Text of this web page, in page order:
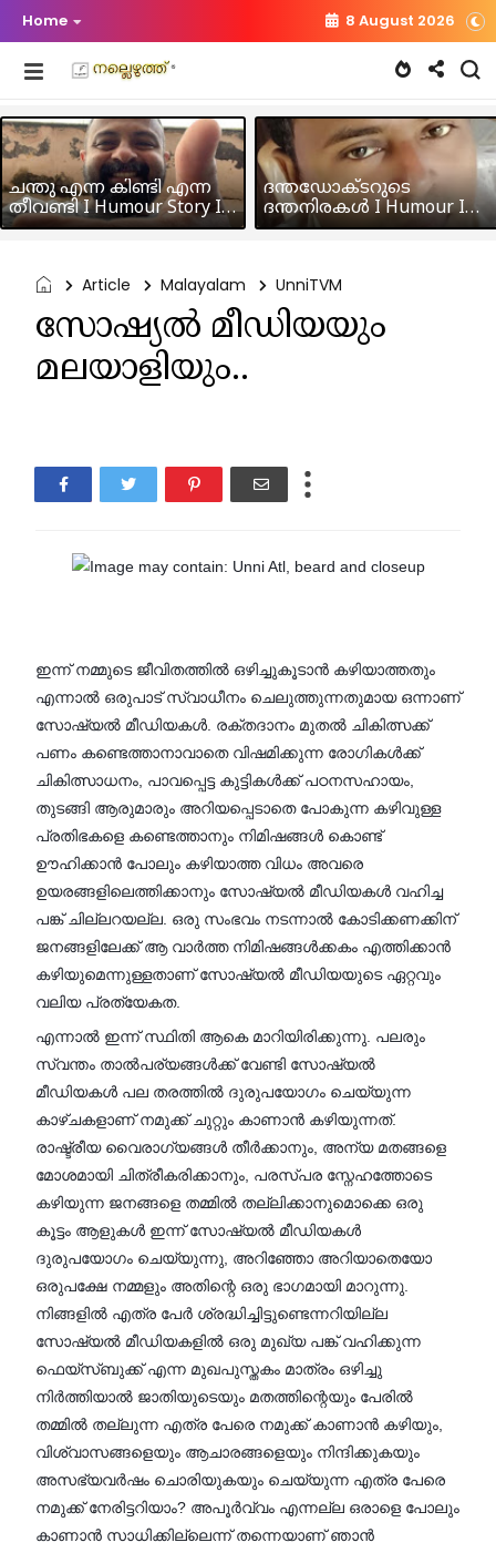
Home 8 August 2026
ചന്തു എന്ന കിണ്ടി എന്ന
തീവണ്ടി I Humour Story I
Rajeev Panicker
ദന്തഡോക്ടറുടെ
ദന്തനിരകൾ I Humour I
Hussain MK
Article Malayalam UnniTVM
സോഷ്യൽ മീഡിയയും
മലയാളിയും..
ഇന്ന് നമ്മുടെ ജീവിതത്തിൽ ഒഴിച്ചുകൂടാൻ കഴിയാത്തതും
എന്നാൽ ഒരുപാട് സ്വാധീനം ചെലുത്തുന്നതുമായ ഒന്നാണ്
സോഷ്യൽ മീഡിയകൾ. രക്തദാനം മുതൽ ചികിത്സക്ക്
പണം കണ്ടെത്താനാവാതെ വിഷമിക്കുന്ന രോഗികൾക്ക്
ചികിത്സാധനം, പാവപ്പെട്ട കുട്ടികൾക്ക് പഠനസഹായം,
തുടങ്ങി ആരുമാരും അറിയപ്പെടാതെ പോകുന്ന കഴിവുള്ള
പ്രതിഭകളെ കണ്ടെത്താനും നിമിഷങ്ങൾ കൊണ്ട്
ഊഹിക്കാൻ പോലും കഴിയാത്ത വിധം അവരെ
ഉയരങ്ങളിലെത്തിക്കാനും സോഷ്യൽ മീഡിയകൾ വഹിച്ച
പങ്ക് ചില്ലറയല്ല. ഒരു സംഭവം നടന്നാൽ കോടിക്കണക്കിന്
ജനങ്ങളിലേക്ക് ആ വാർത്ത നിമിഷങ്ങൾക്കകം എത്തിക്കാൻ
കഴിയുമെന്നുള്ളതാണ് സോഷ്യൽ മീഡിയയുടെ ഏറ്റവും
വലിയ പ്രത്യേകത.
എന്നാൽ ഇന്ന് സ്ഥിതി ആകെ മാറിയിരിക്കുന്നു. പലരും
സ്വന്തം താൽപര്യങ്ങൾക്ക് വേണ്ടി സോഷ്യൽ
മീഡിയകൾ പല തരത്തിൽ ദുരുപയോഗം ചെയ്യുന്ന
കാഴ്ചകളാണ് നമുക്ക് ചുറ്റും കാണാൻ കഴിയുന്നത്.
രാഷ്ട്രീയ വൈരാഗ്യങ്ങൾ തീർക്കാനും, അന്യ മതങ്ങളെ
മോശമായി ചിത്രീകരിക്കാനും, പരസ്പര സ്നേഹത്തോടെ
കഴിയുന്ന ജനങ്ങളെ തമ്മിൽ തല്ലിക്കാനുമൊക്കെ ഒരു
കൂട്ടം ആളുകൾ ഇന്ന് സോഷ്യൽ മീഡിയകൾ
ദുരുപയോഗം ചെയ്യുന്നു, അറിഞ്ഞോ അറിയാതെയോ
ഒരുപക്ഷേ നമ്മളും അതിന്റെ ഒരു ഭാഗമായി മാറുന്നു.
നിങ്ങളിൽ എത്ര പേർ ശ്രദ്ധിച്ചിട്ടുണ്ടെന്നറിയില്ല
സോഷ്യൽ മീഡിയകളിൽ ഒരു മുഖ്യ പങ്ക് വഹിക്കുന്ന
ഫെയ്‌സ്ബുക്ക് എന്ന മുഖപുസ്തകം മാത്രം ഒഴിച്ചു
നിർത്തിയാൽ ജാതിയുടെയും മതത്തിന്റെയും പേരിൽ
തമ്മിൽ തല്ലുന്ന എത്ര പേരെ നമുക്ക് കാണാൻ കഴിയും,
വിശ്വാസങ്ങളെയും ആചാരങ്ങളെയും നിന്ദിക്കുകയും
അസഭ്യവർഷം ചൊരിയുകയും ചെയ്യുന്ന എത്ര പേരെ
നമുക്ക് നേരിട്ടറിയാം? അപൂർവ്വം എന്നല്ല ഒരാളെ പോലും
കാണാൻ സാധിക്കില്ലെന്ന് തന്നെയാണ് ഞാൻ